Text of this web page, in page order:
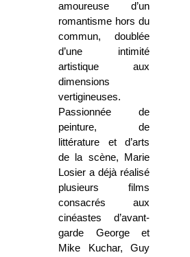
amoureuse d’un
romantisme hors du
commun, doublée
d’une intimité
artistique aux
dimensions
vertigineuses.
Passionnée de
peinture, de
littérature et d’arts
de la scène, Marie
Losier a déjà réalisé
plusieurs films
consacrés aux
cinéastes d’avant-
garde George et
Mike Kuchar, Guy